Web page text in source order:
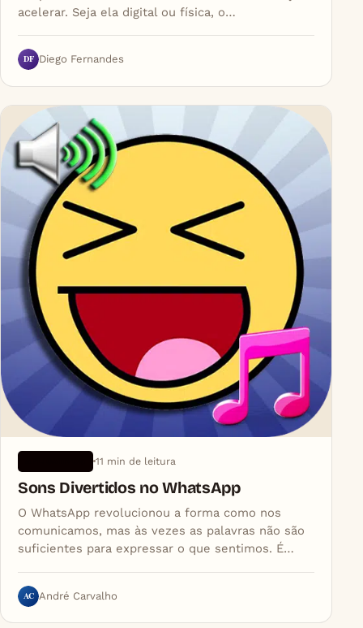
acelerar. Seja ela digital ou física, o…
DF Diego Fernandes
11 min de leitura
Sons Divertidos no WhatsApp
O WhatsApp revolucionou a forma como nos
comunicamos, mas às vezes as palavras não são
suficientes para expressar o que sentimos. É…
AC André Carvalho